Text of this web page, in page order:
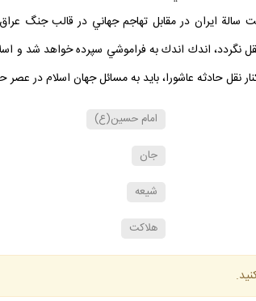
‏سالة ايران در مقابل تهاجم جهاني در قالب جنگ
اندك اندك به فراموشي سپرده خواهد شد و
حادثه عاشورا، بايد به مسائل جهان اسلام در عصر
امام حسين(ع)
جان
شيعه
هلاكت